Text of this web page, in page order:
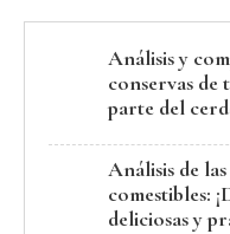
Análisis y
conservas de
parte del
Análisis de
comestibles:
deliciosas y